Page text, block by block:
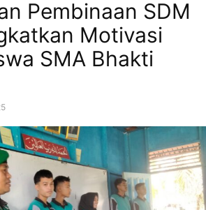
Pembinaan SDM
Motivasi
SMA Bhakti